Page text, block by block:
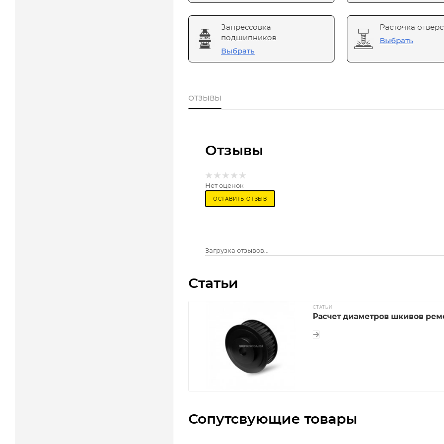
Запрессовка
подшипников
Выбрать
Расточка
Выбрать
ОТЗЫВЫ
Отзывы
Нет оценок
ОСТАВИТЬ ОТЗЫВ
Загрузка отзывов...
Статьи
СТАТЬИ
Расчет диаметров шкивов
Сопутсвующие товары